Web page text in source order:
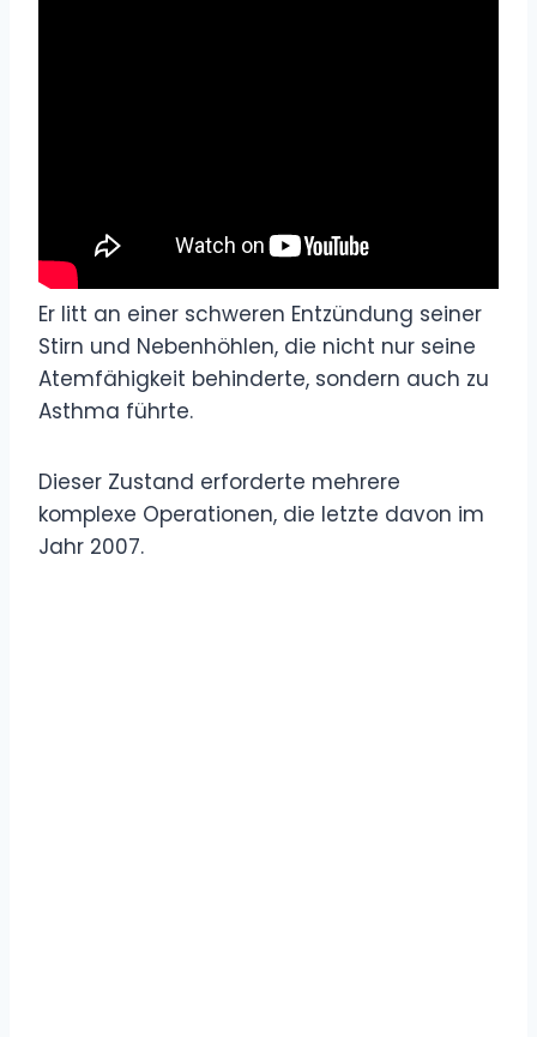
Er litt an einer schweren Entzündung seiner
Stirn und Nebenhöhlen, die nicht nur seine
Atemfähigkeit behinderte, sondern auch zu
Asthma führte.
Dieser Zustand erforderte mehrere
komplexe Operationen, die letzte davon im
Jahr 2007.